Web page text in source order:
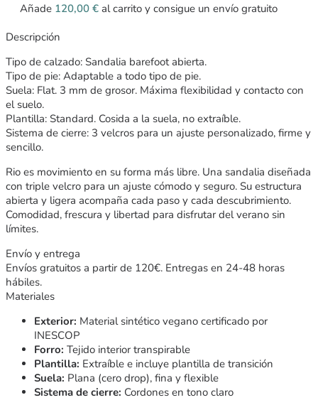
Añade 120,00 € al carrito y consigue un envío gratuito
Descripción
Tipo de calzado: Sandalia barefoot abierta.
Tipo de pie: Adaptable a todo tipo de pie.
Suela: Flat. 3 mm de grosor. Máxima flexibilidad y contacto con
el suelo.
Plantilla: Standard. Cosida a la suela, no extraíble.
Sistema de cierre: 3 velcros para un ajuste personalizado, firme y
sencillo.
Rio es movimiento en su forma más libre. Una sandalia diseñada
con triple velcro para un ajuste cómodo y seguro. Su estructura
abierta y ligera acompaña cada paso y cada descubrimiento.
Comodidad, frescura y libertad para disfrutar del verano sin
límites.
Envío y entrega
Envíos gratuitos a partir de 120€. Entregas en 24-48 horas
hábiles.
Materiales
Exterior: Material sintético vegano certificado por
INESCOP
Forro: Tejido interior transpirable
Plantilla: Extraíble e incluye plantilla de transición
Suela: Plana (cero drop), fina y flexible
Sistema de cierre: Cordones en tono claro